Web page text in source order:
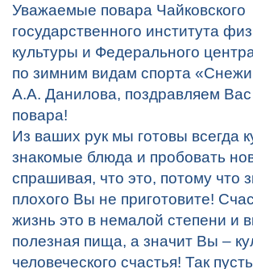
Уважаемые повара Чайковского
государственного института
культуры и Федерального
по зимним видам спорта
А.А. Данилова, поздравляем
повара!
Из ваших рук мы готовы всегда
знакомые блюда и пробовать
спрашивая, что это, потому что
плохого Вы не приготовите!
жизнь это в немалой степени и
полезная пища, а значит Вы –
человеческого счастья! Так